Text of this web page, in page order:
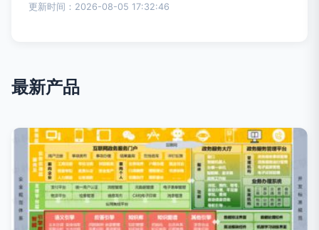
更新时间：2026-08-05 17:32:46
最新产品